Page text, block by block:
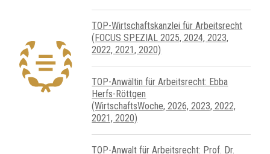
TOP-Wirtschafts­kanzlei für Arbeits­recht
(FOCUS SPEZIAL 2025, 2024, 2023,
2022, 2021, 2020)
TOP-Anwältin für Arbeitsrecht: Ebba
Herfs-Röttgen
(WirtschaftsWoche, 2026, 2023, 2022,
2021, 2020)
TOP-Anwalt für Arbeitsrecht: Prof. Dr.